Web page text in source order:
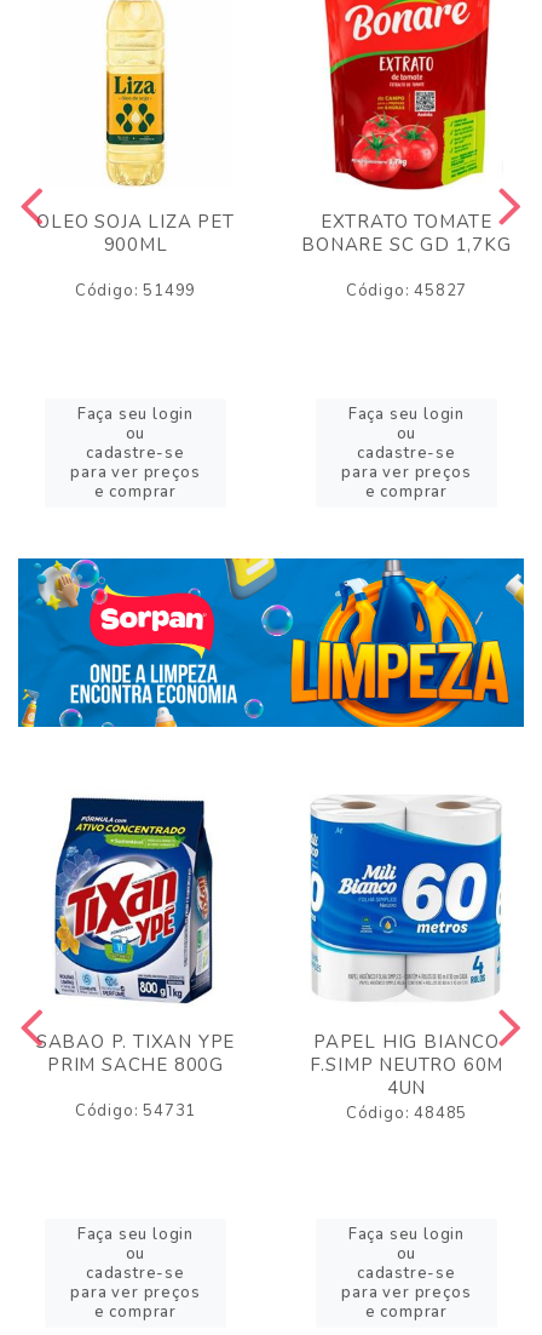
OLEO SOJA LIZA PET
900ML
Código: 51499
Faça seu login
ou
cadastre-se
para ver preços
e comprar
EXTRATO TOMATE
BONARE SC GD 1,7KG
Código: 45827
Faça seu login
ou
cadastre-se
para ver preços
e comprar
SABAO P. TIXAN YPE
PRIM SACHE 800G
Código: 54731
Faça seu login
ou
cadastre-se
para ver preços
e comprar
PAPEL HIG BIANCO
F.SIMP NEUTRO 60M
4UN
Código: 48485
Faça seu login
ou
cadastre-se
para ver preços
e comprar